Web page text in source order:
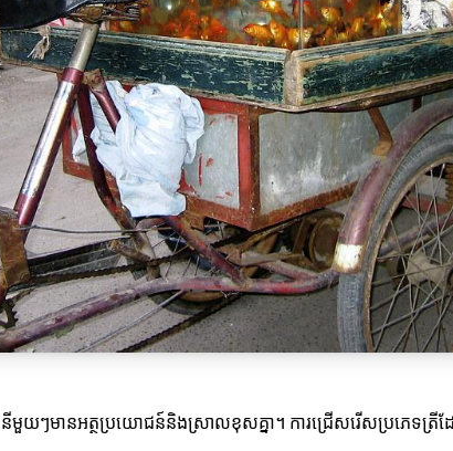
ៗមានអត្ថប្រយោជន៍និងស្រាលខុសគ្នា។ ការជ្រើសរើសប្រភេទត្រីដ